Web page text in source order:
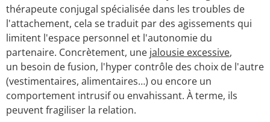
thérapeute conjugal spécialisée dans les troubles de
l'attachement, cela se traduit par des agissements qui
limitent l'espace personnel et l'autonomie du
partenaire. Concrètement, une jalousie excessive,
un besoin de fusion, l'hyper contrôle des choix de l'autre
(vestimentaires, alimentaires…) ou encore un
comportement intrusif ou envahissant. À terme, ils
peuvent fragiliser la relation.